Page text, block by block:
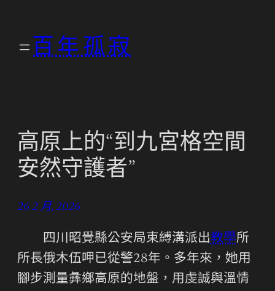
百年孤寂
高原上的“到九宮格空間
安然守護者”
26 2 月, 2026
四川昭覺縣公安局束縛溝派出教學所
所長俄木伍呷已從警28年。多年來，她用
腳步測量彝鄉高原的地盤，用虔誠與溫情